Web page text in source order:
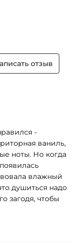
отзыв
-
ваниль,
ноты. Но когда
влажный
душиться надо
загодя, чтобы